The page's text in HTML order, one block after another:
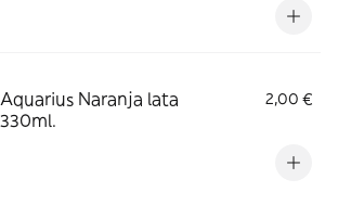
Aquarius Naranja lata
330ml.
2,00 €